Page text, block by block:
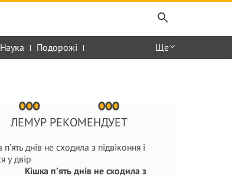
Наука Подорожі Ще
ЛЕМУР РЕКОМЕНДУЕТ
Кішка п’ять днів не сходила з